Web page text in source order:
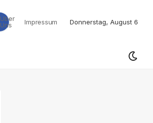
Über
Uns
Impressum Donnerstag, August 6